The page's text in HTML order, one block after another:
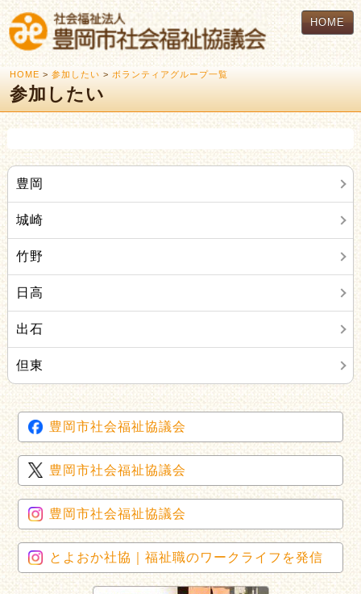
HOME
HOME > 参加したい > ボランティアグループ一覧
参加したい
豊岡
城崎
竹野
日高
出石
但東
豊岡市社会福祉協議会
豊岡市社会福祉協議会
豊岡市社会福祉協議会
とよおか社協｜福祉職のワークライフを発信